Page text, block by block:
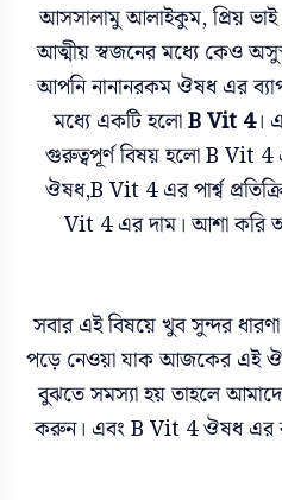
আসসালামু আলাইকুম, প্রিয়
আত্মীয় স্বজনের মধ্যে কেও
আপনি নানানরকম ঔষধ এর
মধ্যে একটি হলোB Vit 4।
গুরুত্বপূর্ণ বিষয় হলো B Vit
ঔষধ,B Vit 4 এর পার্শ্ব
Vit 4 এর দাম। আশা করি
সবার এই বিষয়ে খুব সুন্দর
পড়ে নেওয়া যাক আজকের এই
বুঝতে সমস্যা হয় তাহলে
করুন। এবংB Vit 4ঔষধ এর